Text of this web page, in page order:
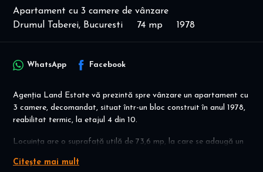
Apartament cu 3 camere de vânzare
Drumul Taberei, Bucuresti
74 mp 1978
WhatsApp Facebook
Agenția Land Estate vă prezintă spre vânzare un apartament cu
3 camere, decomandat, situat într-un bloc construit în anul 1978,
reabilitat termic, la etajul 4 din 10.
Locuința are o suprafață utilă de 73,6 mp, la care se adaugă un
întreținere, oferind viitorului proprietar oportunitatea de a-l
Citește mai mult